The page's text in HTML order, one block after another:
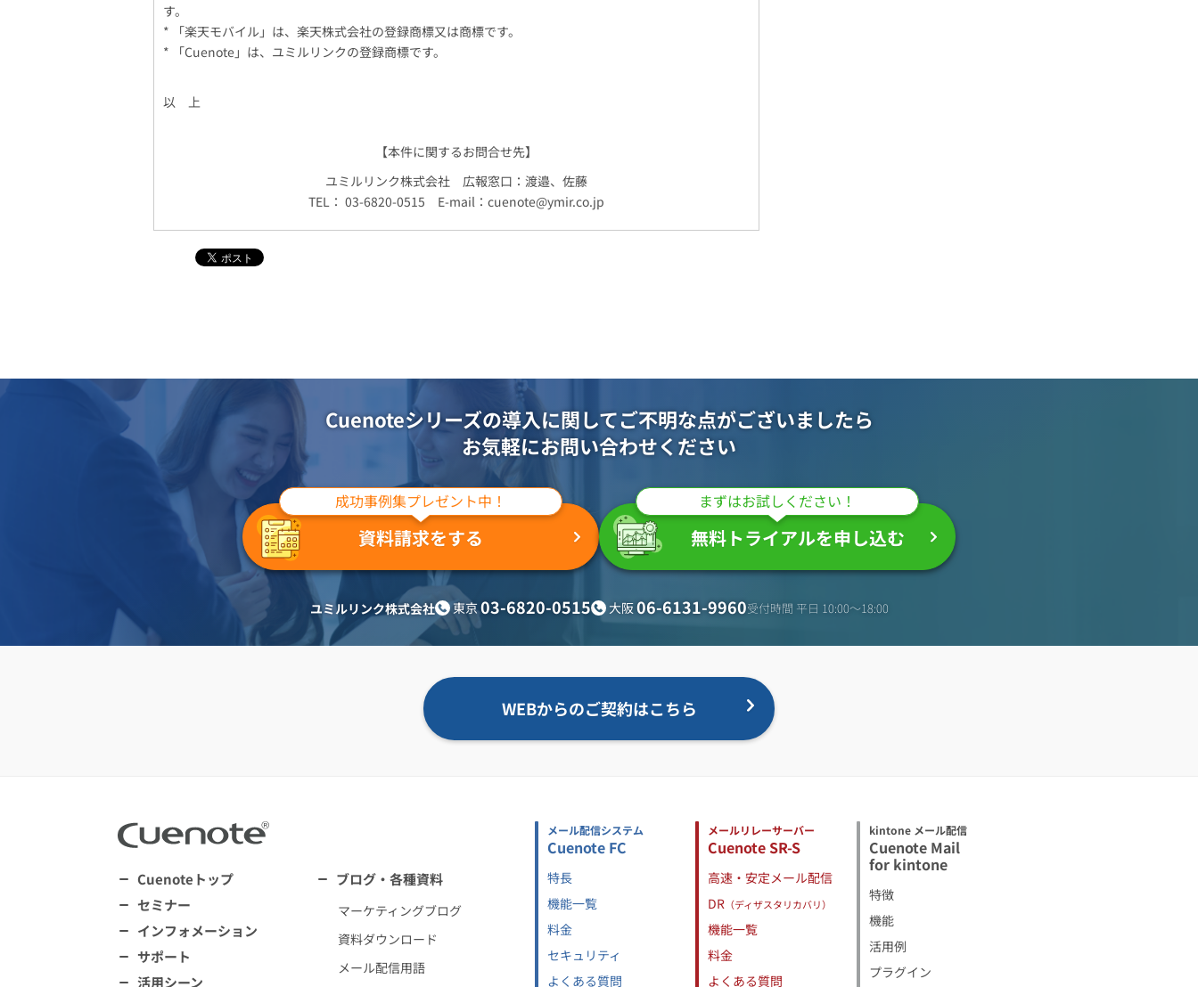
す。
* 「楽天モバイル」は、楽天株式会社の登録商標又は商標です。
* 「Cuenote」は、ユミルリンクの登録商標です。
以 上
【本件に関するお問合せ先】
ユミルリンク株式会社 広報窓口：渡邉、佐藤
TEL： 03-6820-0515 E-mail：cuenote@ymir.co.jp
Cuenoteシリーズの導入に関してご不明な点がございましたら
お気軽にお問い合わせください
成功事例集プレゼント中！
資料請求をする
まずはお試しください！
無料トライアルを申し込む
ユミルリンク株式会社 東京03-6820-0515 大阪06-6131-9960受付時間 平日 10:00〜18:00
WEBからのご契約はこちら
Cuenoteトップ
セミナー
インフォメーション
サポート
活用シーン
ブログ・各種資料
マーケティングブログ
資料ダウンロード
メール配信用語
メール配信システム
Cuenote FC
特長
機能一覧
料金
セキュリティ
よくある質問
メールリレーサーバー
Cuenote SR-S
高速・安定メール配信
DR （ディザスタリカバリ）
機能一覧
料金
よくある質問
kintone メール配信
Cuenote Mail
for kintone
特徴
機能
活用例
プラグイン